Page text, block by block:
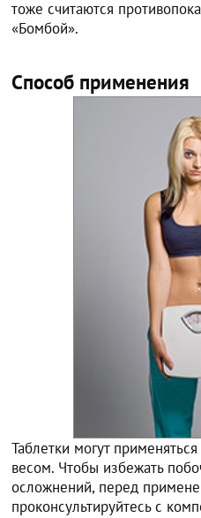
тоже считаются
«Бомбой».
Способ применения
Таблетки могут
весом. Чтобы избежать
осложнений, перед
проконсультируйтесь с